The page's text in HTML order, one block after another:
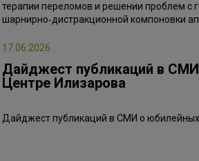
терапии переломов и решении проблем с
шарнирно‑дистракционной компоновки
17.06.2026
Дайджест публикаций в
Центре Илизарова
Дайджест публикаций в СМИ о